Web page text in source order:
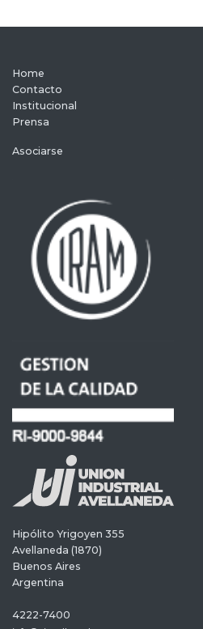
Home
Contacto
Institucional
Prensa
Asociarse
Hipólito Yrigoyen 355
Avellaneda (1870)
Buenos Aires
Argentina
4222-7400